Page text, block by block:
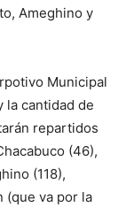
Ameghino y
Municipal
la cantidad de
repartidos
(46),
(118),
(que va por la